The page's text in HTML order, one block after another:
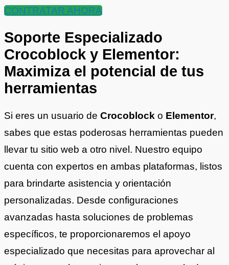
CONTRATAR AHORA
Soporte Especializado
Crocoblock y Elementor:
Maximiza el potencial de tus
herramientas
Si eres un usuario de Crocoblock o Elementor,
sabes que estas poderosas herramientas pueden
llevar tu sitio web a otro nivel. Nuestro equipo
cuenta con expertos en ambas plataformas, listos
para brindarte asistencia y orientación
personalizadas. Desde configuraciones
avanzadas hasta soluciones de problemas
específicos, te proporcionaremos el apoyo
especializado que necesitas para aprovechar al